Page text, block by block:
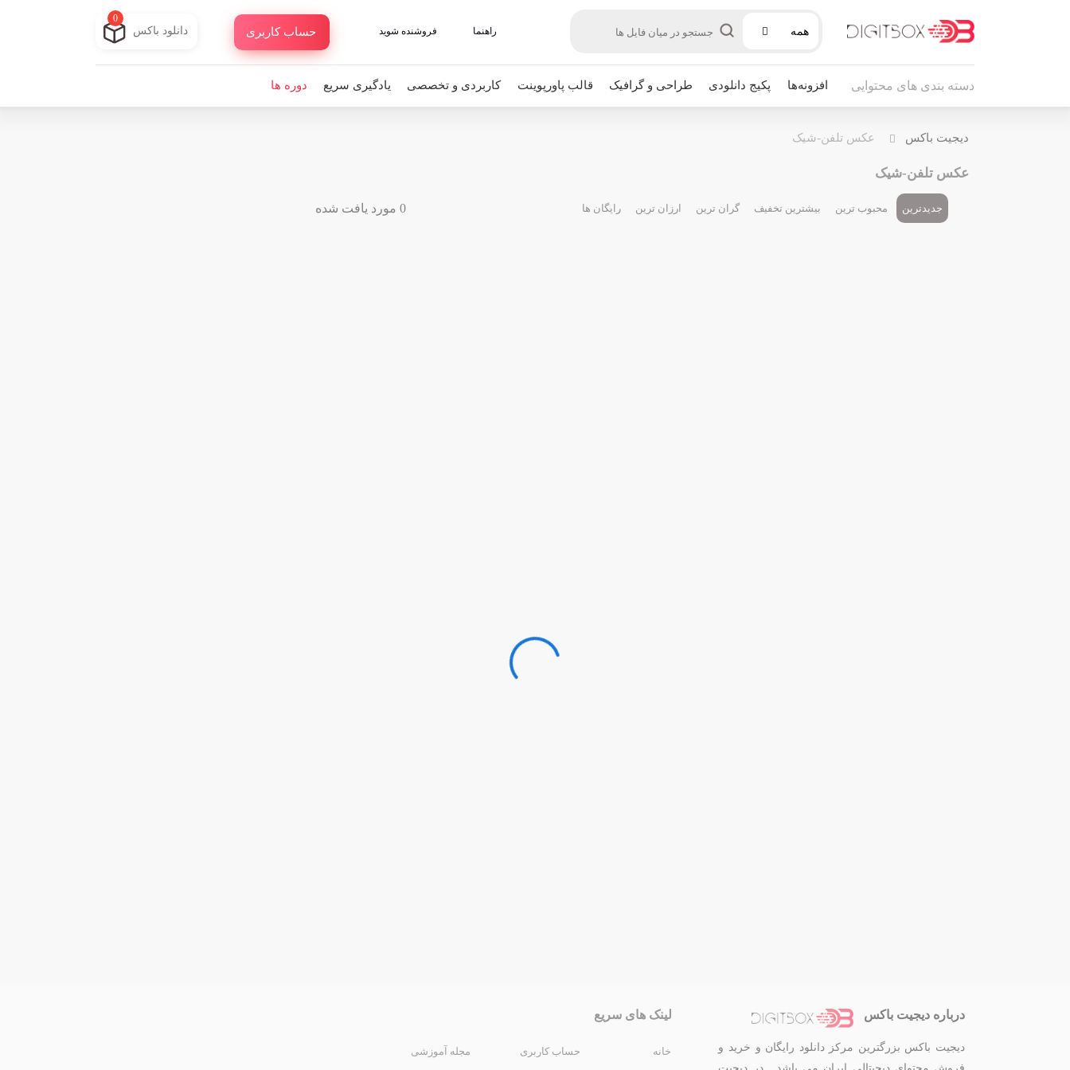
همه راهنما فروشنده شوید حساب کاربری دانلود باکس
0
دسته بندی های محتوایی افزونه‌ها پکیج دانلودی طراحی و گرافیک قالب پاورپوینت کاربردی و تخصصی یادگیری سریع دوره ها
دیجیت باکس عکس تلفن-شیک
عکس تلفن-شیک
جدیدترین محبوب ترین بیشترین تخفیف گران ترین ارزان ترین رایگان ها 0 مورد یافت شده
درباره دیجیت باکس
دیجیت باکس بزرگترین مرکز دانلود رایگان و خرید و
لینک های سریع
خانه حساب کاربری مجله آموزشی